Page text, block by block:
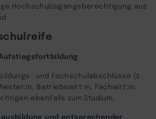
Hochschulzugangsberechtigung aus
und Fachschulabschlüsse (z.
Betriebswirt:in, Fachwirt:in,
ebenfalls zum Studium.
und entsprechender